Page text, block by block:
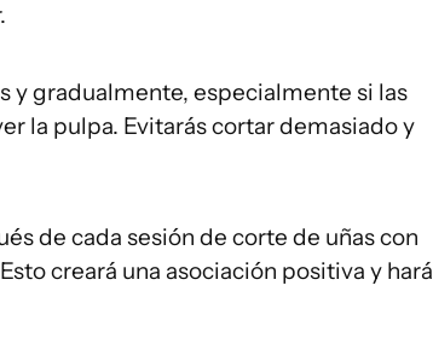
y gradualmente, especialmente si las
la pulpa. Evitarás cortar demasiado y
de cada sesión de corte de uñas con
creará una asociación positiva y hará